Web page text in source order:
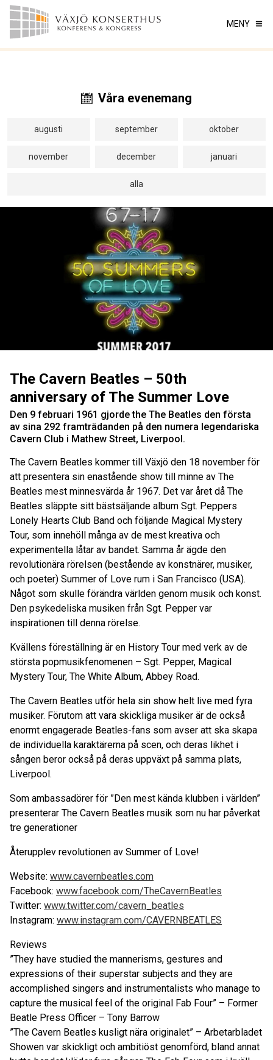
MENY
Våra evenemang
augusti september oktober
november december januari
alla
The Cavern Beatles – 50th
anniversary of The Summer Love
Den 9 februari 1961 gjorde the The Beatles den första
av sina 292 framträdanden på den numera legendariska
Cavern Club i Mathew Street, Liverpool.
The Cavern Beatles kommer till Växjö den 18 november för
att presentera sin enastående show till minne av The
Beatles mest minnesvärda år 1967. Det var året då The
Beatles släppte sitt bästsäljande album Sgt. Peppers
Lonely Hearts Club Band och följande Magical Mystery
Tour, som innehöll många av de mest kreativa och
experimentella låtar av bandet. Samma år ägde den
revolutionära rörelsen (bestående av konstnärer, musiker,
och poeter) Summer of Love rum i San Francisco (USA).
Något som skulle förändra världen genom musik och konst.
Den psykedeliska musiken från Sgt. Pepper var
inspirationen till denna rörelse.
Kvällens föreställning är en History Tour med verk av de
största popmusikfenomenen – Sgt. Pepper, Magical
Mystery Tour, The White Album, Abbey Road.
The Cavern Beatles utför hela sin show helt live med fyra
musiker. Förutom att vara skickliga musiker är de också
enormt engagerade Beatles-fans som avser att ska skapa
de individuella karaktärerna på scen, och deras likhet i
sången beror också på deras uppväxt på samma plats,
Liverpool.
Som ambassadörer för ”Den mest kända klubben i världen”
presenterar The Cavern Beatles musik som nu har påverkat
tre generationer
Återupplev revolutionen av Summer of Love!
Website: www.cavernbeatles.com
Facebook: www.facebook.com/TheCavernBeatles
Twitter: www.twitter.com/cavern_beatles
Instagram: www.instagram.com/CAVERNBEATLES
Reviews
”They have studied the mannerisms, gestures and
expressions of their superstar subjects and they are
accomplished singers and instrumentalists who manage to
capture the musical feel of the original Fab Four” – Former
Beatle Press Officer – Tony Barrow
”The Cavern Beatles kusligt nära originalet” – Arbetarbladet
Showen var skickligt och ambitiöst genomförd, bland annat